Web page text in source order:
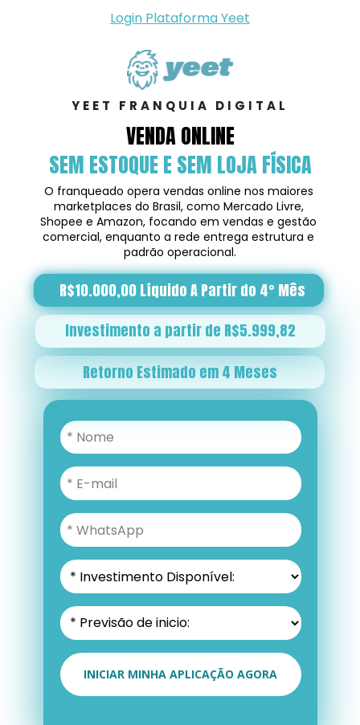
Login Plataforma Yeet
YEET FRANQUIA DIGITAL
VENDA ONLINE
SEM ESTOQUE E SEM LOJA FÍSICA
INICIAR MINHA APLICAÇÃO AGORA
O franqueado opera vendas online nos maiores
marketplaces do Brasil, como Mercado Livre,
Shopee e Amazon, focando em vendas e gestão
comercial, enquanto a rede entrega estrutura e
padrão operacional.
R$10.000,00 Líquido A Partir do 4° Mês
Retorno Estimado em 4 Meses
Investimento a partir de R$5.999,82